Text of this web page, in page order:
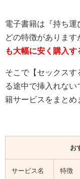
電子書籍は『持ち
どの特徴があります
も大幅に安く購入す
そこで【セックス
る途中で挿入れな
籍サービスをまとめ
お
サービス名 特徴